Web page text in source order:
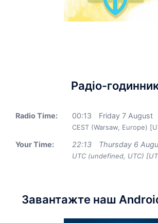
Радіо-
Radio Time: 00:13 Friday 7 August
CEST (Warsaw, Europe)
Your Time: 22:13 Thursday 6
UTC (undefined, UTC)
Завантажте наш